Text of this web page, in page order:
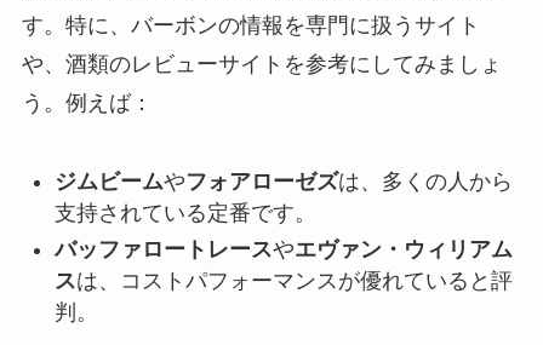
す。特に、バーボンの情報を専門に扱うサイト
や、酒類のレビューサイトを参考にしてみましょ
う。例えば：
ジムビームやフォアローゼズは、多くの人から
支持されている定番です。
バッファロートレースやエヴァン・ウィリアム
スは、コストパフォーマンスが優れていると評
判。